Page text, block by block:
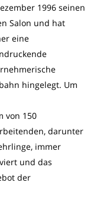
1996 seinen
Salon und hat
eine
hingelegt. Um
von 150
darunter
immer
und das
der